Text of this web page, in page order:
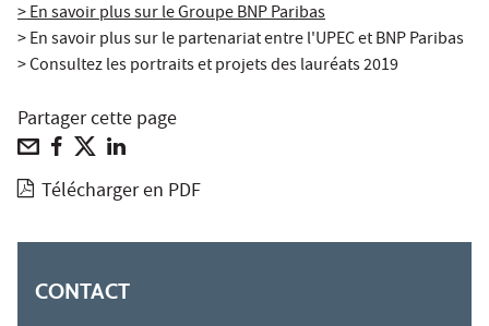
> En savoir plus sur le Groupe BNP Paribas
> En savoir plus sur le partenariat entre l'UPEC et BNP Paribas
> Consultez les portraits et projets des lauréats 2019
Partager cette page
Télécharger en PDF
CONTACT